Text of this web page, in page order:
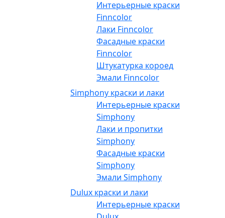
Интерьерные краски
Finncolor
Лаки Finncolor
Фасадные краски
Finncolor
Штукатурка короед
Эмали Finncolor
Simphony краски и лаки
Интерьерные краски
Simphony
Лаки и пропитки
Simphony
Фасадные краски
Simphony
Эмали Simphony
Dulux краски и лаки
Интерьерные краски